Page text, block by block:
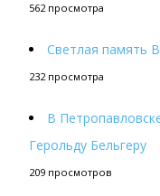
562 просмотра
Светлая память
232 просмотра
В
Герольду Бельгеру
209 просмотров